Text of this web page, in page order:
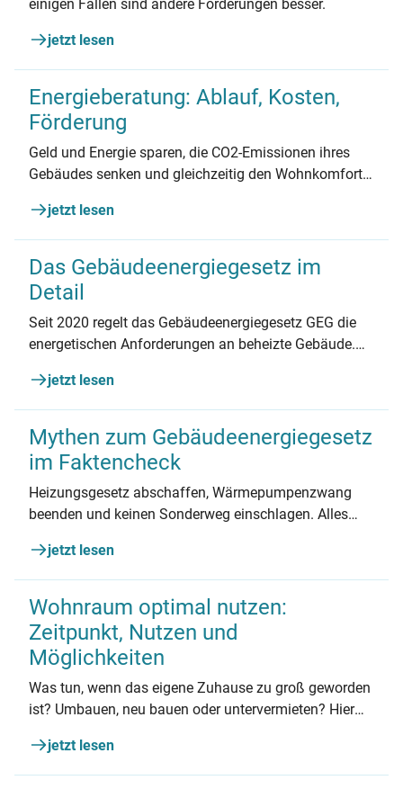
einigen Fällen sind andere Förderungen besser.
jetzt lesen
Energieberatung: Ablauf, Kosten,
Förderung
Geld und Energie sparen, die CO2-Emissionen ihres
Gebäudes senken und gleichzeitig den Wohnkomfort
und Wohnungseigentümer*innen eine
empfehlenswerte Maßnahme.
jetzt lesen
Das Gebäudeenergiegesetz im
Detail
Seit 2020 regelt das Gebäudeenergiegesetz GEG die
energetischen Anforderungen an beheizte Gebäude.
und was sich geändert hat, lesen Sie hier.
jetzt lesen
Mythen zum Gebäudeenergiegesetz
im Faktencheck
Heizungsgesetz abschaffen, Wärmepumpenzwang
beenden und keinen Sonderweg einschlagen. Alles
gehen wir drei Mythen rund um das
Gebäudeenergiegesetz auf den Grund.
jetzt lesen
Wohnraum optimal nutzen:
Zeitpunkt, Nutzen und
Möglichkeiten
Was tun, wenn das eigene Zuhause zu groß geworden
ist? Umbauen, neu bauen oder untervermieten? Hier
jetzt lesen